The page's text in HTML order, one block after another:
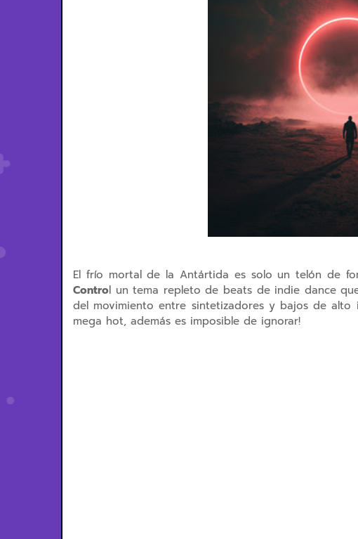
El frío mortal de la Antártida es solo un telón de
Control un tema repleto de beats de indie dance
del movimiento entre sintetizadores y bajos de alto
mega hot, además es imposible de ignorar!